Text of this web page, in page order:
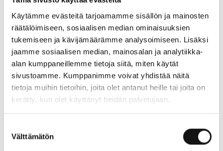
Käytämme evästeitä tarjoamamme sisällön ja mainosten
räätälöimiseen, sosiaalisen median ominaisuuksien
tukemiseen ja kävijämäärämme analysoimiseen. Lisäksi
jaamme sosiaalisen median, mainosalan ja analytiikka-
alan kumppaneillemme tietoja siitä, miten käytät
sivustoamme. Kumppanimme voivat yhdistää näitä
tietoja muihin tietoihin, joita olet antanut heille tai joita on
kerätty, kun olet käyttänyt heidän palvelujaan.
valinta
Välttämätön
Hoito- ja leikkihuone
Lastenhoito- ja leikkihuone sijaitsee 2. kerroksessa.
Viihtyisässä tilassa on paljon puuhailtavaa, mikro ruokien
lämmitykseen, hoitopöytä sekä lasten mittojen mukaan
tehty WC. Tila on auki ma-pe klo 9.30–19.30 ja la-su klo
Muut leikkitilat